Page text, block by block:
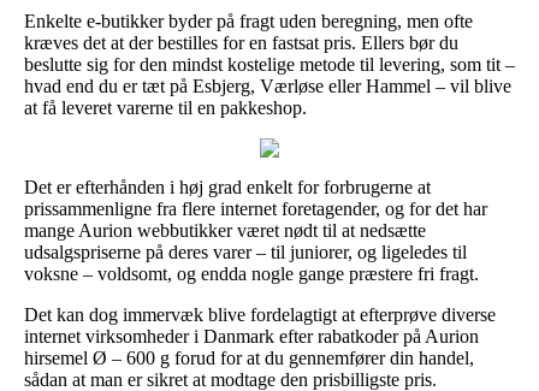
Enkelte e-butikker byder på fragt uden beregning, men ofte
kræves det at der bestilles for en fastsat pris. Ellers bør du
beslutte sig for den mindst kostelige metode til levering, som tit –
hvad end du er tæt på Esbjerg, Værløse eller Hammel – vil blive
at få leveret varerne til en pakkeshop.
Det er efterhånden i høj grad enkelt for forbrugerne at
prissammenligne fra flere internet foretagender, og for det har
mange Aurion webbutikker været nødt til at nedsætte
udsalgspriserne på deres varer – til juniorer, og ligeledes til
voksne – voldsomt, og endda nogle gange præstere fri fragt.
Det kan dog immervæk blive fordelagtigt at efterprøve diverse
internet virksomheder i Danmark efter rabatkoder på Aurion
hirsemel Ø – 600 g forud for at du gennemfører din handel,
sådan at man er sikret at modtage den prisbilligste pris.